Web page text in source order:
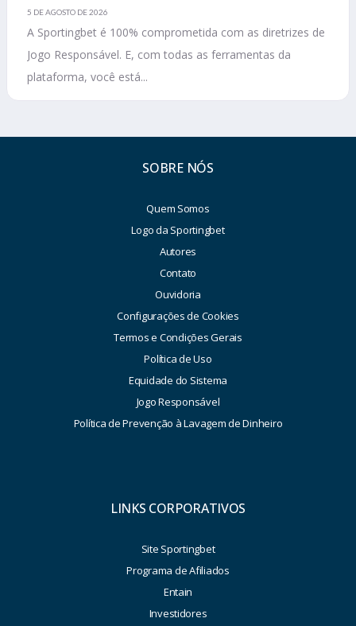
5 DE AGOSTO DE 2026
A Sportingbet é 100% comprometida com as diretrizes de
Jogo Responsável. E, com todas as ferramentas da
plataforma, você está...
SOBRE NÓS
Quem Somos
Logo da Sportingbet
Autores
Contato
Ouvidoria
Configurações de Cookies
Termos e Condições Gerais
Política de Uso
Equidade do Sistema
Jogo Responsável
Política de Prevenção à Lavagem de Dinheiro
LINKS CORPORATIVOS
Site Sportingbet
Programa de Afiliados
Entain
Investidores